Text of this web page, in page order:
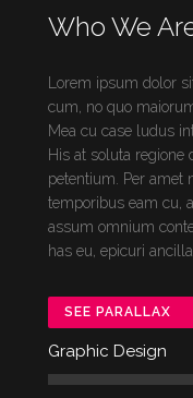
Who We
Lorem ipsum dolor
cum, no quo
Mea cu case ludus
His at soluta regione
petentium. Per amet
temporibus eam cu,
assum omnium
has eu, epicuri
SEE PARALLAX
Graphic Design